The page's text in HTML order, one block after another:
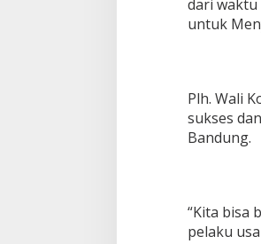
dari waktu
untuk
Plh. Wali
sukses
Bandung.
“Kita bisa
pelaku